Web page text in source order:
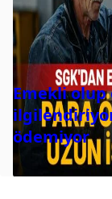
Emekli olup
ödemiyor